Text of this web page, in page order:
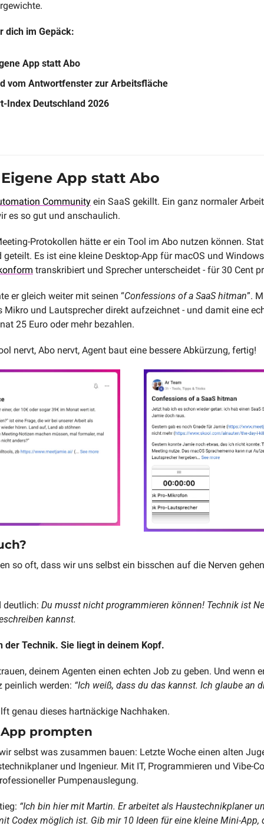
dich im Gepäck:
App statt Abo
vom Antwortfenster zur Arbeitsfläche
Index Deutschland 2026
App statt Abo
Community ein SaaS gekillt. Ein ganz normaler
es so gut und anschaulich.
Protokollen hätte er ein Tool im Abo nutzen können.
transkribiert und Sprecher unterscheidet - für 30 Cent
er gleich weiter mit seinen “Confessions of a SaaS hitman”.
Mikro und Lautsprecher direkt aufzeichnet - und damit eine
25 Euro oder mehr bezahlen.
nervt, Abo nervt, Agent baut eine bessere Abkürzung, fertig!
so oft, dass wir uns selbst ein bisschen auf die Nerven
deutlich: Du musst nicht programmieren können! Technik ist
kannst.
der Technik. Sie liegt in deinem Kopf.
deinem Agenten einen echten Job zu geben. Und wenn
peinlich werden: “Ich weiß, dass du das kannst. Ich glaube an
genau dieses hartnäckige Nachhaken.
prompten
selbst was zusammen bauen: Letzte Woche einen alten
und Ingenieur. Mit IT, Programmieren und Vibe-
Pumpenauslegung.
“Ich bin hier mit Martin. Er arbeitet als Haustechnikplaner
Codex möglich ist. Gib mir 10 Ideen für eine kleine Mini-App,